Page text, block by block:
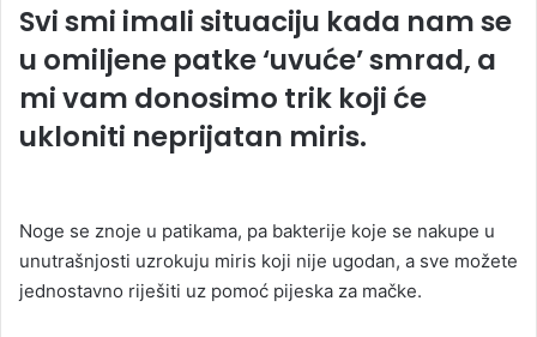
Svi smi imali situaciju kada nam se
u omiljene patke ‘uvuće’ smrad, a
mi vam donosimo trik koji će
ukloniti neprijatan miris.
Noge se znoje u patikama, pa bakterije koje se nakupe u
unutrašnjosti uzrokuju miris koji nije ugodan, a sve možete
jednostavno riješiti uz pomoć pijeska za mačke.